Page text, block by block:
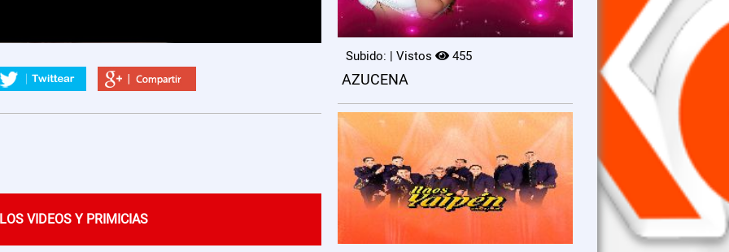
VIDEOS Y PRIMICIAS
Subido: | Vistos 455
AZUCENA